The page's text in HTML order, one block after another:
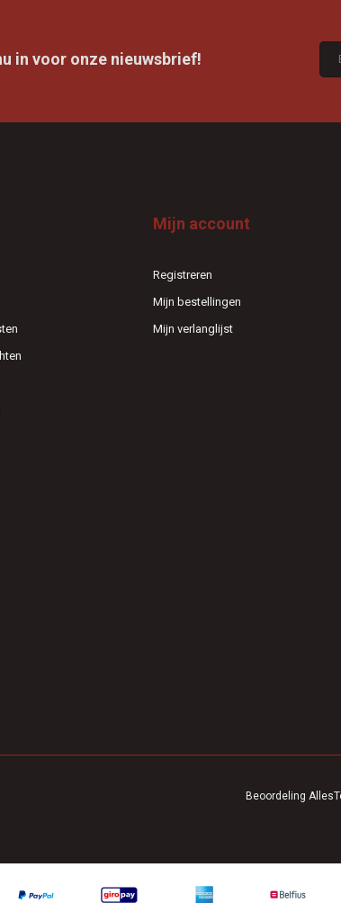
in voor onze nieuwsbrief!
Mijn account
Registreren
Mijn bestellingen
Mijn verlanglijst
Beoordeling